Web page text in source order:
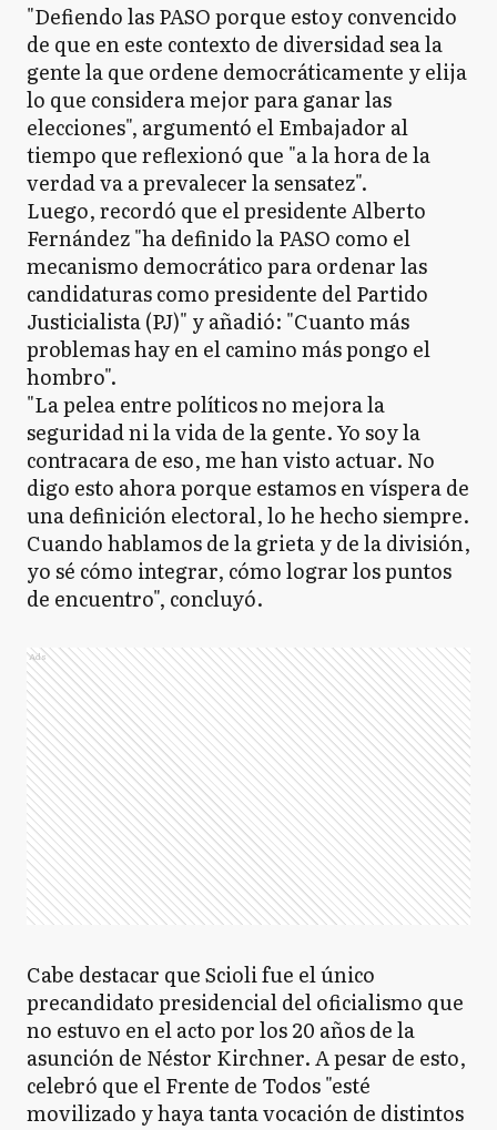
"Defiendo las PASO porque estoy convencido
de que en este contexto de diversidad sea la
gente la que ordene democráticamente y elija
lo que considera mejor para ganar las
elecciones", argumentó el Embajador al
tiempo que reflexionó que "a la hora de la
verdad va a prevalecer la sensatez".​
Luego, recordó que el presidente Alberto
Fernández "ha definido la PASO como el
mecanismo democrático para ordenar las
candidaturas como presidente del Partido
Justicialista (PJ)" y añadió: "Cuanto más
problemas hay en el camino más pongo el
hombro".
"La pelea entre políticos no mejora la
seguridad ni la vida de la gente. Yo soy la
contracara de eso, me han visto actuar. No
digo esto ahora porque estamos en víspera de
una definición electoral, lo he hecho siempre.
Cuando hablamos de la grieta y de la división,
yo sé cómo integrar, cómo lograr los puntos
de encuentro", concluyó.
Ads
Cabe destacar que Scioli fue el único
precandidato presidencial del oficialismo que
no estuvo en el acto por los 20 años de la
asunción de Néstor Kirchner. A pesar de esto,
celebró que el Frente de Todos "esté
movilizado y haya tanta vocación de distintos